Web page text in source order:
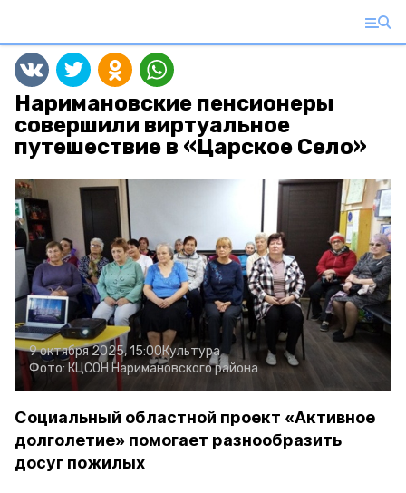
Наримановские пенсионеры
совершили виртуальное
путешествие в «Царское Село»
9 октября 2025, 15:00Культура
Фото: КЦСОН Наримановского района
Социальный областной проект «Активное
долголетие» помогает разнообразить
досуг пожилых